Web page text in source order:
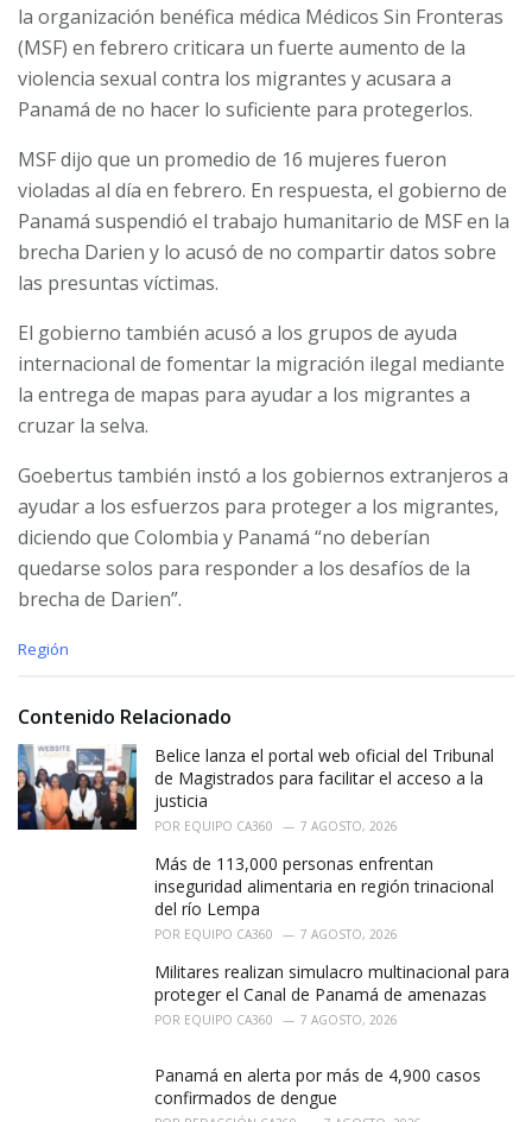
la organización benéfica médica Médicos Sin Fronteras
(MSF) en febrero criticara un fuerte aumento de la
violencia sexual contra los migrantes y acusara a
Panamá de no hacer lo suficiente para protegerlos.
MSF dijo que un promedio de 16 mujeres fueron
violadas al día en febrero. En respuesta, el gobierno de
Panamá suspendió el trabajo humanitario de MSF en la
brecha Darien y lo acusó de no compartir datos sobre
las presuntas víctimas.
El gobierno también acusó a los grupos de ayuda
internacional de fomentar la migración ilegal mediante
la entrega de mapas para ayudar a los migrantes a
cruzar la selva.
Goebertus también instó a los gobiernos extranjeros a
ayudar a los esfuerzos para proteger a los migrantes,
diciendo que Colombia y Panamá “no deberían
quedarse solos para responder a los desafíos de la
brecha de Darien”.
C
e
o
r
i
e
Región
Contenido Relacionado
Belice lanza el portal web oficial del Tribunal
de Magistrados para facilitar el acceso a la
justicia
POR EQUIPO CA360 7 AGOSTO, 2026
Más de 113,000 personas enfrentan
inseguridad alimentaria en región trinacional
del río Lempa
POR EQUIPO CA360 7 AGOSTO, 2026
Militares realizan simulacro multinacional para
proteger el Canal de Panamá de amenazas
POR EQUIPO CA360 7 AGOSTO, 2026
Panamá en alerta por más de 4,900 casos
confirmados de dengue